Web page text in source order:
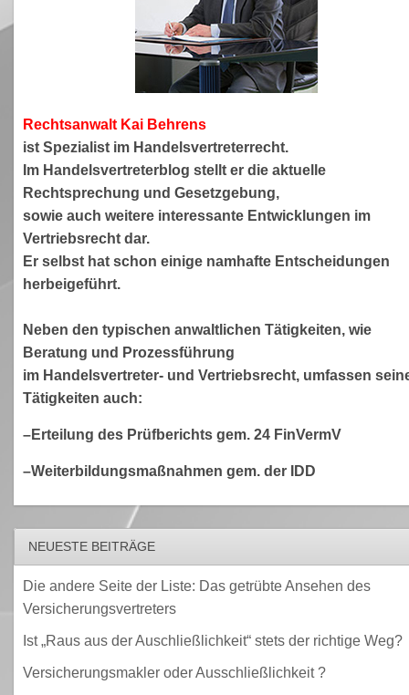
Rechtsanwalt Kai Behrens
ist Spezialist im Handelsvertreterrecht.
Im Handelsvertreterblog stellt er die aktuelle
Rechtsprechung und Gesetzgebung,
sowie auch weitere interessante Entwicklungen im
Vertriebsrecht dar.
Er selbst hat schon einige namhafte Entscheidungen
herbeigeführt.
Neben den typischen anwaltlichen Tätigkeiten, wie
Beratung und Prozessführung
im Handelsvertreter- und Vertriebsrecht, umfassen
Tätigkeiten auch:
–Erteilung des Prüfberichts gem. 24 FinVermV
–Weiterbildungsmaßnahmen gem. der IDD
NEUESTE BEITRÄGE
Die andere Seite der Liste: Das getrübte Ansehen des
Versicherungsvertreters
Ist „Raus aus der Auschließlichkeit“ stets der richtige Weg?
Versicherungsmakler oder Ausschließlichkeit ?